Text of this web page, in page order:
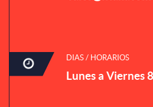
DIAS / HORARIOS
Lunes a Viernes